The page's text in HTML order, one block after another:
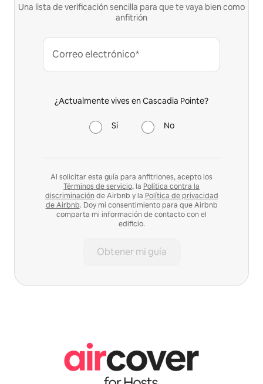
Una lista de verificación sencilla para que te vaya bien como
anfitrión
Correo electrónico*
¿Actualmente vives en Cascadia Pointe?
Sí No
Al solicitar esta guía para anfitriones, acepto los
Términos de servicio, la Política contra la
discriminación de Airbnb y la Política de privacidad
de Airbnb. Doy mi consentimiento para que Airbnb
comparta mi información de contacto con el
edificio.
Obtener mi guía